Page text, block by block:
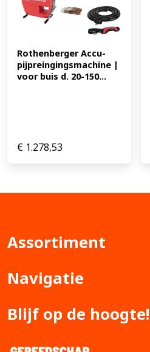
Rothenberger Accu-
pijpreingingsmachine |
voor buis d. 20-150...
€ 1.278,53
Assortiment
Navigatie
Blijf op de hoogte!